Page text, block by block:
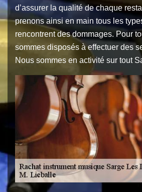
d’assurer la qualité de chaque
prenons ainsi en main tous les
rencontrent des dommages. Pour
sommes disposés à effectuer des
Nous sommes en activité sur tout